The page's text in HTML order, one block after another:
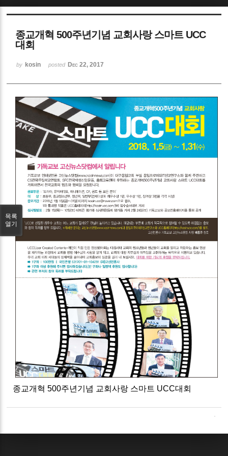
종교개혁 500주년기념 교회사랑 스마트 UCC
대회
by kosin posted Dec 22, 2017
종교개혁 500주년기념 교회사랑 스마트 UCC대회
목록
열기
Sketchbook5, 스케치북5
Sketchbook5, 스케치북5